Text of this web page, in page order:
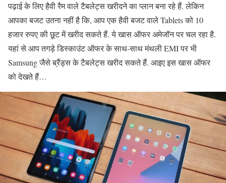
पढ़ाई के लिए हैवी रैम वाले टैबलेट्स खरीदने का प्लान बना रहे हैं. लेकिन
आपका बजट उतना नहीं है कि, आप एक हैवी बजट वाले Tablets को 10
हजार रुपए की छूट में खरीद सकते हैं. ये खास ऑफर अमेजॉन पर चल रहा है.
यहां से आप तगड़े डिस्काउंट ऑफर के साथ-साथ मंथली EMI पर भी
Samsung जैसे ब्रैंड्स के टैबलेट्स खरीद सकते हैं. आइए इस खास ऑफर
को देखते हैं…